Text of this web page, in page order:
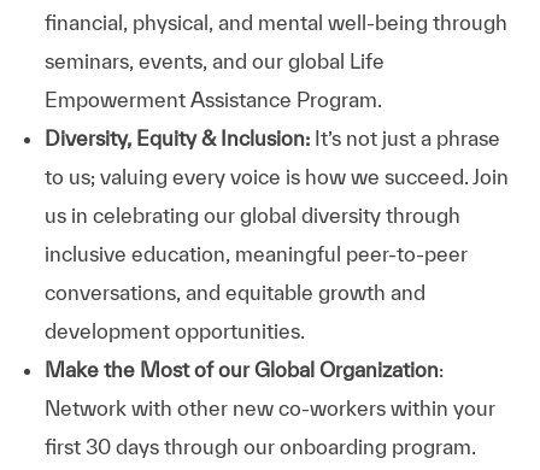
financial, physical, and mental well-being through
seminars, events, and our global Life
Empowerment Assistance Program.
Diversity, Equity & Inclusion: It’s not just a phrase
to us; valuing every voice is how we succeed. Join
us in celebrating our global diversity through
inclusive education, meaningful peer-to-peer
conversations, and equitable growth and
development opportunities.
Make the Most of our Global Organization:
Network with other new co-workers within your
first 30 days through our onboarding program.